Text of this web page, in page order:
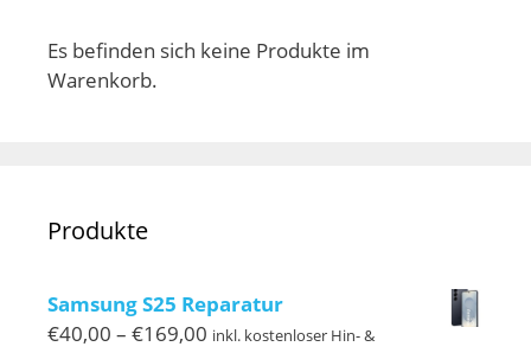
Es befinden sich keine Produkte im
Warenkorb.
Produkte
Samsung S25 Reparatur
€40,00 – €169,00 Preisspanne:
inkl. kostenloser Hin- &